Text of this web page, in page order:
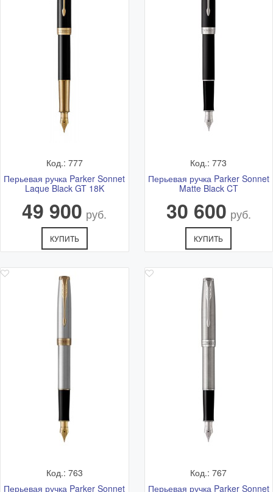
Код.: 777
Перьевая ручка Parker Sonnet
Laque Black GT 18K
49 900 руб.
КУПИТЬ
Код.: 773
Перьевая ручка Parker Sonnet
Matte Black CT
30 600 руб.
КУПИТЬ
Код.: 763
Перьевая ручка Parker Sonnet
Код.: 767
Перьевая ручка Parker Sonnet